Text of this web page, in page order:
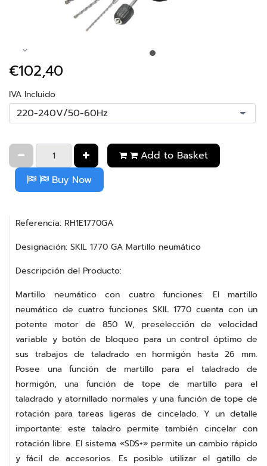
€102,40
IVA Incluido
Add to Basket
Buy Now
Referencia: RH1E1770GA
Designación: SKIL 1770 GA Martillo neumático
Descripción del Producto:
Martillo neumático con cuatro funciones: El martillo
neumático de cuatro funciones SKIL 1770 cuenta con un
potente motor de 850 W, preselección de velocidad
variable y botón de bloqueo para un control óptimo de
sus trabajos de taladrado en hormigón hasta 26 mm.
Posee una función de martillo para el taladrado de
hormigón, una función de tope de martillo para el
taladrado y atornillado normales y una función de tope de
rotación para tareas ligeras de cincelado. Y un detalle
importante: este taladro permite también cincelar con
rotación libre. El sistema «SDS+» permite un cambio rápido
y fácil de accesorios. Es posible utilizar el gatillo de